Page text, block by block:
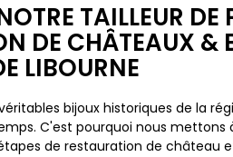
TAILLEUR DE
DE CHÂTEAUX &
LIBOURNE
bijoux historiques de la
C'est pourquoi nous mettons
de restauration de château